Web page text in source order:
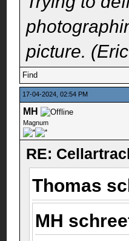
picture.
Find
17-04-2024, 02:54 PM
MH
Magnum
RE:
Thomas
MH